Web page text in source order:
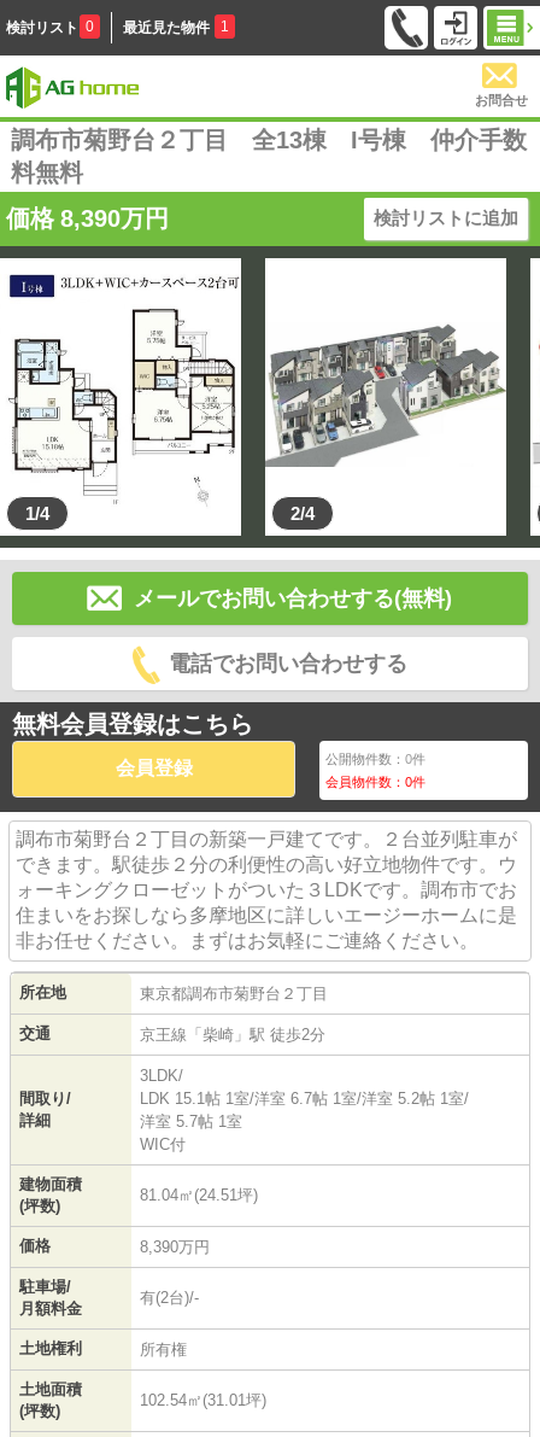
検討リスト 0 最近見た物件 1
お問合せ
調布市菊野台２丁目 全13棟 I号棟 仲介手数
料無料
価格 8,390万円 検討リストに追加
1/4 2/4
メールでお問い合わせする(無料)
電話でお問い合わせする
無料会員登録はこちら
会員登録 公開物件数：0件
会員物件数：0件
調布市菊野台２丁目の新築一戸建てです。２台並列駐車が
できます。駅徒歩２分の利便性の高い好立地物件です。ウ
ォーキングクローゼットがついた３LDKです。調布市でお
住まいをお探しなら多摩地区に詳しいエージーホームに是
非お任せください。まずはお気軽にご連絡ください。
所在地 東京都調布市菊野台 ２丁目
交通 京王線 「 柴崎 」駅 徒歩2分
間取り/
詳細
3LDK/
LDK 15.1帖 1室/洋室 6.7帖 1室/洋室 5.2帖 1室/
洋室 5.7帖 1室
WIC付
建物面積
(坪数)
81.04㎡(24.51坪)
価格 8,390万円
駐車場/
月額料金
有(2台)/-
土地権利 所有権
土地面積
(坪数)
102.54㎡(31.01坪)